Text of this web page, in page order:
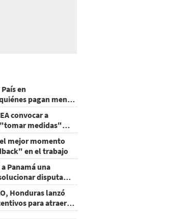
en
pagan menos
convocar a
medidas"
mejor momento
en el trabajo
Panamá una
disputa
Honduras lanzó
para atraer